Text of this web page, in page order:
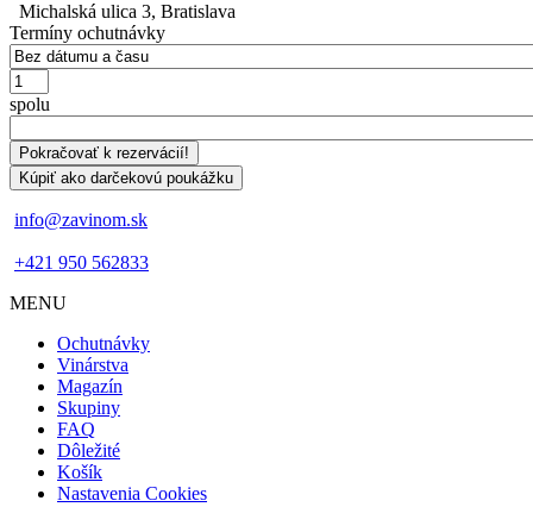
Michalská ulica 3, Bratislava
Termíny ochutnávky
Počet
spolu
info@zavinom.sk
+421 950 562833
mobile
MENU
Ochutnávky
Vinárstva
Magazín
Skupiny
FAQ
Dôležité
Košík
Nastavenia Cookies